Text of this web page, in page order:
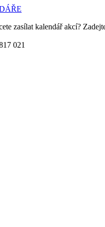
zasílat kalendář akcí?
021